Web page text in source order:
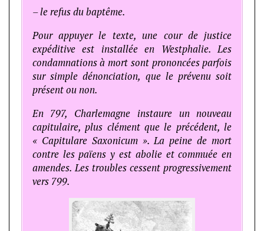
– le refus du baptême.
Pour appuyer le texte, une cour de justice
expéditive est installée en Westphalie. Les
condamnations à mort sont prononcées parfois
sur simple dénonciation, que le prévenu soit
présent ou non.
En 797, Charlemagne instaure un nouveau
capitulaire, plus clément que le précédent, le
« Capitulare Saxonicum ». La peine de mort
contre les païens y est abolie et commuée en
amendes. Les troubles cessent progressivement
vers 799.